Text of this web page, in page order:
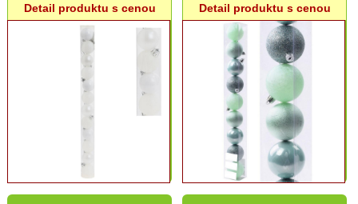
Detail produktu s cenou
Detail produktu s cenou